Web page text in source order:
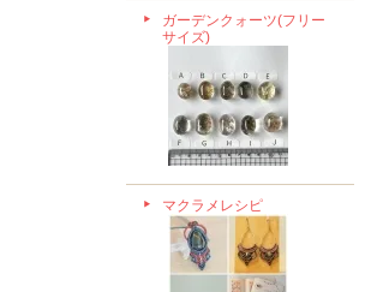
ガーデンクォーツ(フリー
サイズ)
マクラメレシピ